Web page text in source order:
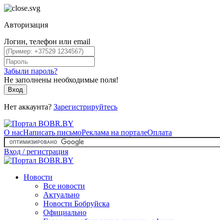
Авторизация
Логин, телефон или email
Забыли пароль?
Не заполнены необходимые поля!
Вход
Нет аккаунта? Зарегистрируйтесь
О насНаписать письмоРеклама на порталеОплата
Вход / регистрация
Новости
Все новости
Актуально
Новости Бобруйска
Официально